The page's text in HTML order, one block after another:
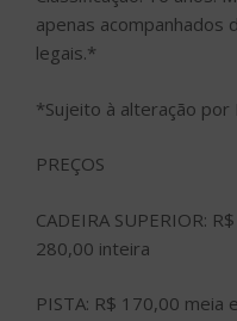
apenas acompanhados
legais.*
*Sujeito à alteração por
PREÇOS
CADEIRA SUPERIOR:
280,00 inteira
PISTA: R$ 170,00